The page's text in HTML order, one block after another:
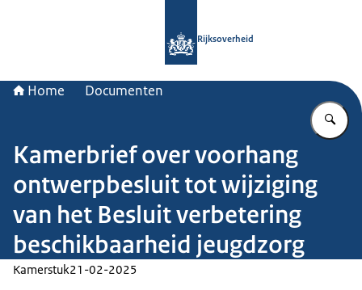
Rijksoverheid
Home Documenten
Kamerbrief over voorhang
ontwerpbesluit tot wijziging
van het Besluit verbetering
beschikbaarheid jeugdzorg
Kamerstuk21-02-2025